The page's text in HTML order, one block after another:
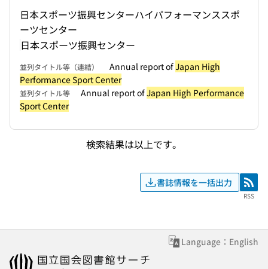
日本スポーツ振興センターハイパフォーマンススポ
ーツセンター
日本スポーツ振興センター
並列タイトル等（連結） Annual report ofJapan High
Performance Sport Center
並列タイトル等 Annual report ofJapan High Performance
Sport Center
検索結果は以上です。
書誌情報を一括出力 RSS
RSS
Language：English